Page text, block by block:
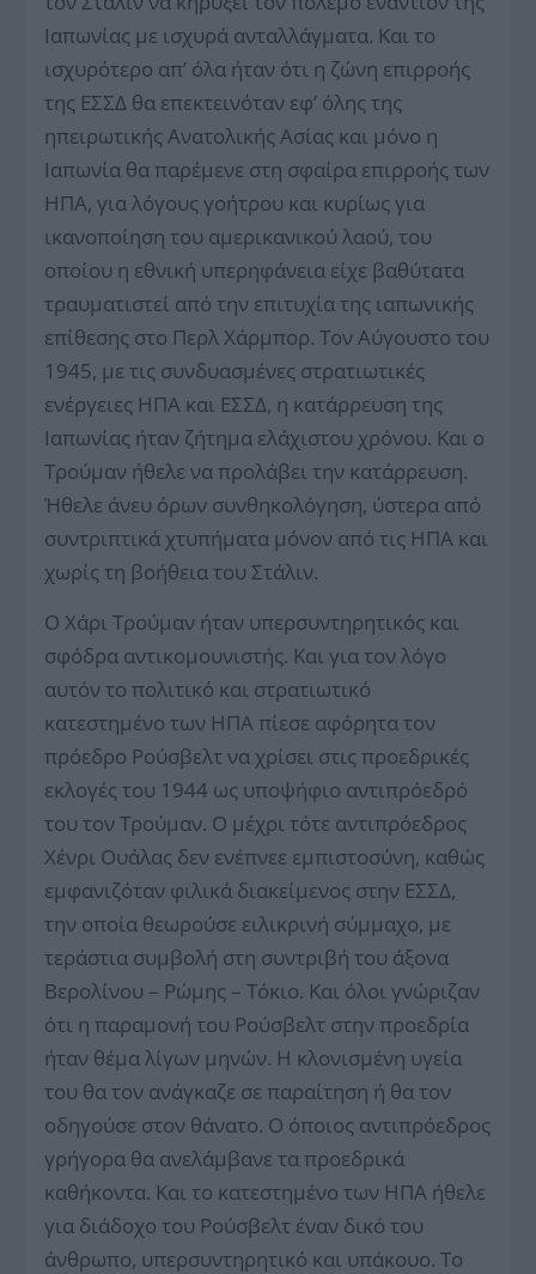
Ιαπωνίας με ισχυρά ανταλλάγματα. Και το
ισχυρότερο απ’ όλα ήταν ότι η ζώνη επιρροής
της ΕΣΣΔ θα επεκτεινόταν εφ’ όλης της
ηπειρωτικής Ανατολικής Ασίας και μόνο η
Ιαπωνία θα παρέμενε στη σφαίρα επιρροής των
ΗΠΑ, για λόγους γοήτρου και κυρίως για
ικανοποίηση του αμερικανικού λαού, του
οποίου η εθνική υπερηφάνεια είχε βαθύτατα
τραυματιστεί από την επιτυχία της ιαπωνικής
επίθεσης στο Περλ Χάρμπορ. Τον Αύγουστο του
1945, με τις συνδυασμένες στρατιωτικές
ενέργειες ΗΠΑ και ΕΣΣΔ, η κατάρρευση της
Ιαπωνίας ήταν ζήτημα ελάχιστου χρόνου. Και ο
Τρούμαν ήθελε να προλάβει την κατάρρευση.
Ήθελε άνευ όρων συνθηκολόγηση, ύστερα από
συντριπτικά χτυπήματα μόνον από τις ΗΠΑ και
χωρίς τη βοήθεια του Στάλιν.
Ο Χάρι Τρούμαν ήταν υπερσυντηρητικός και
σφόδρα αντικομουνιστής. Και για τον λόγο
αυτόν το πολιτικό και στρατιωτικό
κατεστημένο των ΗΠΑ πίεσε αφόρητα τον
πρόεδρο Ρούσβελτ να χρίσει στις προεδρικές
εκλογές του 1944 ως υποψήφιο αντιπρόεδρό
του τον Τρούμαν. Ο μέχρι τότε αντιπρόεδρος
Χένρι Ουάλας δεν ενέπνεε εμπιστοσύνη, καθώς
εμφανιζόταν φιλικά διακείμενος στην ΕΣΣΔ,
την οποία θεωρούσε ειλικρινή σύμμαχο, με
τεράστια συμβολή στη συντριβή του άξονα
Βερολίνου – Ρώμης – Τόκιο. Και όλοι γνώριζαν
ότι η παραμονή του Ρούσβελτ στην προεδρία
ήταν θέμα λίγων μηνών. Η κλονισμένη υγεία
του θα τον ανάγκαζε σε παραίτηση ή θα τον
οδηγούσε στον θάνατο. Ο όποιος αντιπρόεδρος
γρήγορα θα ανελάμβανε τα προεδρικά
καθήκοντα. Και το κατεστημένο των ΗΠΑ ήθελε
για διάδοχο του Ρούσβελτ έναν δικό του
άνθρωπο, υπερσυντηρητικό και υπάκουο. Το